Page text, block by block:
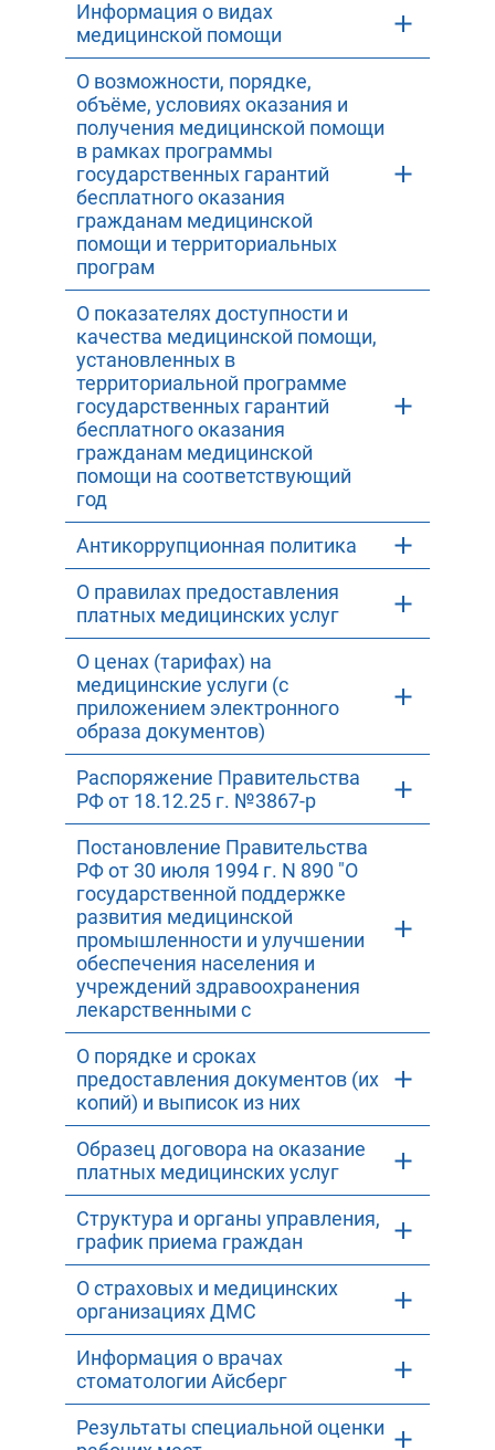
Информация о видах
медицинской помощи
О возможности, порядке,
объёме, условиях оказания и
получения медицинской помощи
в рамках программы
государственных гарантий
бесплатного оказания
гражданам медицинской
помощи и территориальных
програм
О показателях доступности и
качества медицинской помощи,
установленных в
территориальной программе
государственных гарантий
бесплатного оказания
гражданам медицинской
помощи на соответствующий
год
Антикоррупционная политика
О правилах предоставления
платных медицинских услуг
О ценах (тарифах) на
медицинские услуги (с
приложением электронного
образа документов)
Распоряжение Правительства
РФ от 18.12.25 г. №3867-р
Постановление Правительства
РФ от 30 июля 1994 г. N 890 "О
государственной поддержке
развития медицинской
промышленности и улучшении
обеспечения населения и
учреждений здравоохранения
лекарственными с
О порядке и сроках
предоставления документов (их
копий) и выписок из них
Образец договора на оказание
платных медицинских услуг
Структура и органы управления,
график приема граждан
О страховых и медицинских
организациях ДМС
Информация о врачах
стоматологии Айсберг
Результаты специальной оценки